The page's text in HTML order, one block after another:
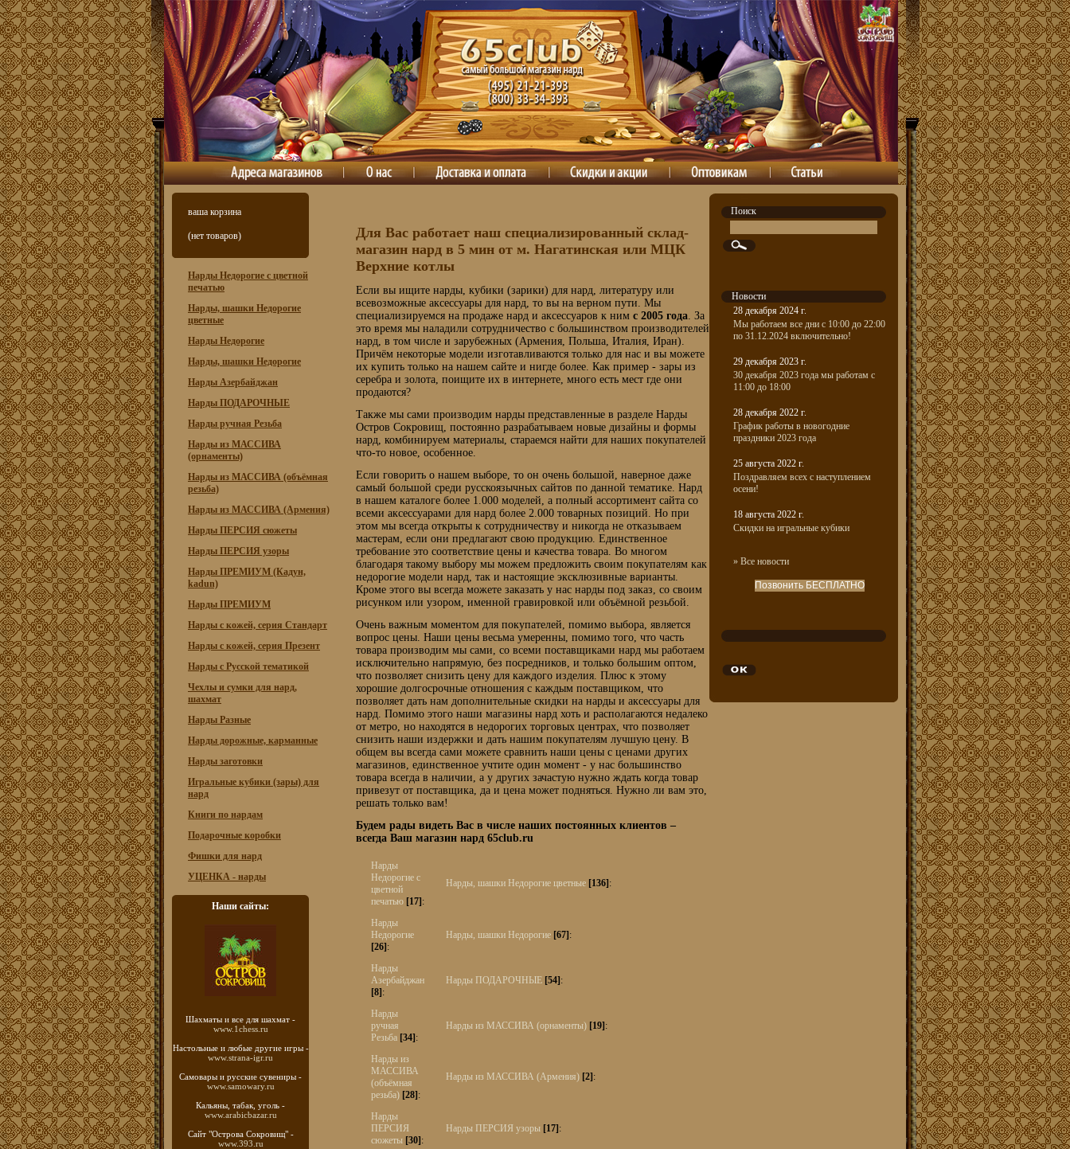
ваша корзина
(нет товаров)
Нарды Недорогие с цветной
печатью
Нарды, шашки Недорогие
цветные
Нарды Недорогие
Нарды, шашки Недорогие
Нарды Азербайджан
Нарды ПОДАРОЧНЫЕ
Нарды ручная Резьба
Нарды из МАССИВА
(орнаменты)
Нарды из МАССИВА (объёмная
резьба)
Нарды из МАССИВА (Армения)
Нарды ПЕРСИЯ сюжеты
Нарды ПЕРСИЯ узоры
Нарды ПРЕМИУМ (Кадун,
kadun)
Нарды ПРЕМИУМ
Нарды с кожей, серия Стандарт
Нарды с кожей, серия Презент
Нарды с Русской тематикой
Чехлы и сумки для нард,
шахмат
Нарды Разные
Нарды дорожные, карманные
Нарды заготовки
Игральные кубики (зары) для
нард
Книги по нардам
Подарочные коробки
Фишки для нард
УЦЕНКА - нарды
Наши сайты:
Шахматы и все для шахмат -
www.1chess.ru
Настольные и любые другие игры -
www.strana-igr.ru
Самовары и русские сувениры -
www.samowary.ru
Кальяны, табак, уголь -
www.arabicbazar.ru
Сайт "Острова Сокровищ" -
www.393.ru
Для Вас работает наш специализированный склад-
магазин нард в 5 мин от м. Нагатинская или МЦК
Верхние котлы
Если вы ищите нарды, кубики (зарики) для нард, литературу или
всевозможные аксессуары для нард, то вы на верном пути. Мы
специализируемся на продаже нард и аксессуаров к ним с 2005 года. За
это время мы наладили сотрудничество с большинством производителей
нард, в том числе и зарубежных (Армения, Польша, Италия, Иран).
Причём некоторые модели изготавливаются только для нас и вы можете
их купить только на нашем сайте и нигде более. Как пример - зары из
серебра и золота, поищите их в интернете, много есть мест где они
продаются?
Также мы сами производим нарды представленные в разделе Нарды
Остров Сокровищ, постоянно разрабатываем новые дизайны и формы
нард, комбинируем материалы, стараемся найти для наших покупателей
что-то новое, особенное.
Если говорить о нашем выборе, то он очень большой, наверное даже
самый большой среди русскоязычных сайтов по данной тематике. Нард
в нашем каталоге более 1.000 моделей, а полный ассортимент сайта со
всеми аксессуарами для нард более 2.000 товарных позиций. Но при
этом мы всегда открыты к сотрудничеству и никогда не отказываем
мастерам, если они предлагают свою продукцию. Единственное
требование это соответствие цены и качества товара. Во многом
благодаря такому выбору мы можем предложить своим покупателям как
недорогие модели нард, так и настоящие эксклюзивные варианты.
Кроме этого вы всегда можете заказать у нас нарды под заказ, со своим
рисунком или узором, именной гравировкой или объёмной резьбой.
Очень важным моментом для покупателей, помимо выбора, является
вопрос цены. Наши цены весьма умеренны, помимо того, что часть
товара производим мы сами, со всеми поставщиками нард мы работаем
исключительно напрямую, без посредников, и только большим оптом,
что позволяет снизить цену для каждого изделия. Плюс к этому
хорошие долгосрочные отношения с каждым поставщиком, что
позволяет дать нам дополнительные скидки на нарды и аксессуары для
нард. Помимо этого наши магазины нард хоть и располагаются недалеко
от метро, но находятся в недорогих торговых центрах, что позволяет
снизить наши издержки и дать нашим покупателям лучшую цену. В
общем вы всегда сами можете сравнить наши цены с ценами других
магазинов, единственное учтите один момент - у нас большинство
товара всегда в наличии, а у других зачастую нужно ждать когда товар
привезут от поставщика, да и цена может подняться. Нужно ли вам это,
решать только вам!
Будем рады видеть Вас в числе наших постоянных клиентов –
всегда Ваш магазин нард 65club.ru
Нарды
Недорогие с
цветной
печатью [17] :
Нарды, шашки Недорогие цветные [136] :
Нарды
Недорогие
[26] :
Нарды, шашки Недорогие [67] :
Нарды
Азербайджан
[8] :
Нарды ПОДАРОЧНЫЕ [54] :
Нарды
ручная
Резьба [34] :
Нарды из МАССИВА (орнаменты) [19] :
Нарды из
МАССИВА
(объёмная
резьба) [28] :
Нарды из МАССИВА (Армения) [2] :
Нарды
ПЕРСИЯ
сюжеты [30] :
Нарды ПЕРСИЯ узоры [17] :
Поиск
Новости
28 декабря 2024 г.
Мы работаем все дни с 10:00 до 22:00
по 31.12.2024 включительно!
29 декабря 2023 г.
30 декабря 2023 года мы работам с
11:00 до 18:00
28 декабря 2022 г.
График работы в новогодние
праздники 2023 года
25 августа 2022 г.
Поздравляем всех с наступлением
осени!
18 августа 2022 г.
Скидки на игральные кубики
» Все новости
Позвонить БЕСПЛАТНО